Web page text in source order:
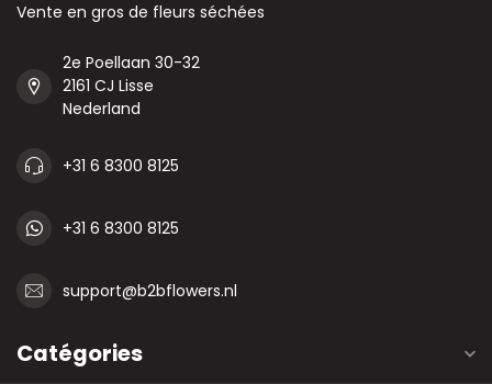
Vente en gros de fleurs séchées
2e Poellaan 30-32
2161 CJ Lisse
Nederland
+31 6 8300 8125
+31 6 8300 8125
support@b2bflowers.nl
Catégories